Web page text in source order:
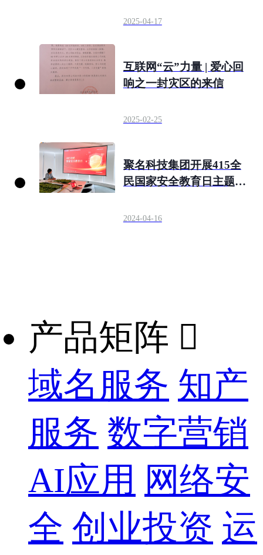
动圆满举行
2025-04-17
互联网“云”力量 | 爱心回
响之一封灾区的来信
2025-02-25
聚名科技集团开展415全
民国家安全教育日主题活
2024-04-16
产品矩阵 
域名服务 知产
服务 数字营销
AI应用 网络安
全 创业投资 运